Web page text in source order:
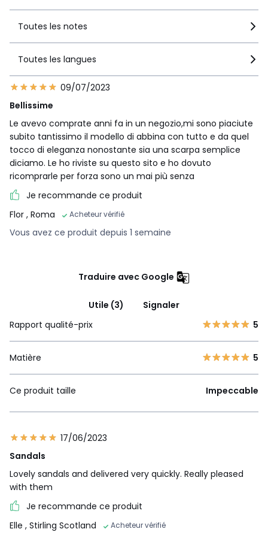
Toutes les notes
Toutes les langues
09/07/2023
Bellissime
Le avevo comprate anni fa in un negozio,mi sono piaciute
subito tantissimo il modello di abbina con tutto e da quel
tocco di eleganza nonostante sia una scarpa semplice
diciamo. Le ho riviste su questo sito e ho dovuto
ricomprarle per forza sono un mai più senza
Je recommande ce produit
Flor , Roma Acheteur vérifié
Vous avez ce produit depuis 1 semaine
Traduire avec Google
Utile (3)
Signaler
Rapport qualité-prix
5
Matière 5
Ce produit taille Impeccable
17/06/2023
Sandals
Lovely sandals and delivered very quickly. Really pleased
with them
Je recommande ce produit
Elle , Stirling Scotland Acheteur vérifié